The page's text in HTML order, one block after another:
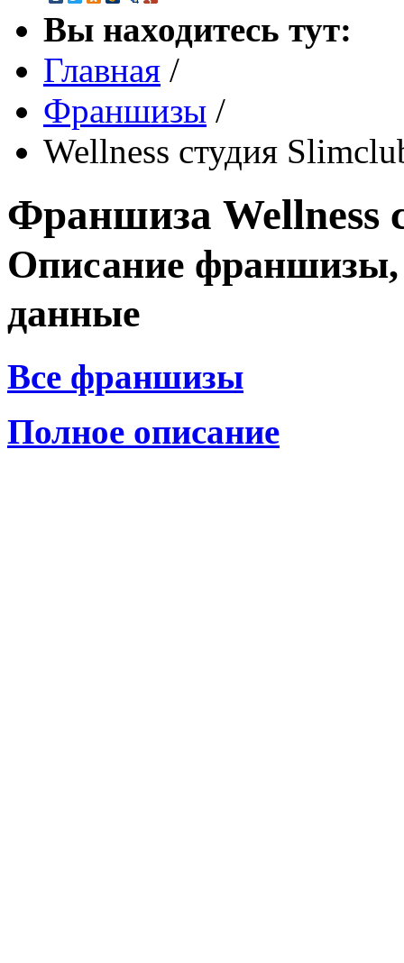
Вы находитесь тут:
Главная /
Франшизы /
Wellness студия
Франшиза Wellness
Описание франшизы,
данные
Все франшизы
Полное описание